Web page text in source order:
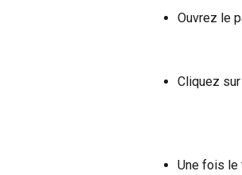
Ouvrez le
Cliquez
Une fois le